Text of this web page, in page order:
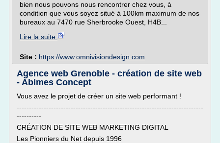
bien nous pouvons nous rencontrer chez vous, à
condition que vous soyez situé à 100km maximum de nos
bureaux au 7470 rue Sherbrooke Ouest, H4B...
Lire la suite
Site : https://www.omnivisiondesign.com
Agence web Grenoble - création de site web
- Abimes Concept
Vous avez le projet de créer un site web performant !
----------------------------------------------------------------------------
----------
CRÉATION DE SITE WEB MARKETING DIGITAL
Les Pionniers du Net depuis 1996